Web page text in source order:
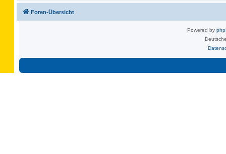
Foren-Übersicht
Powered by